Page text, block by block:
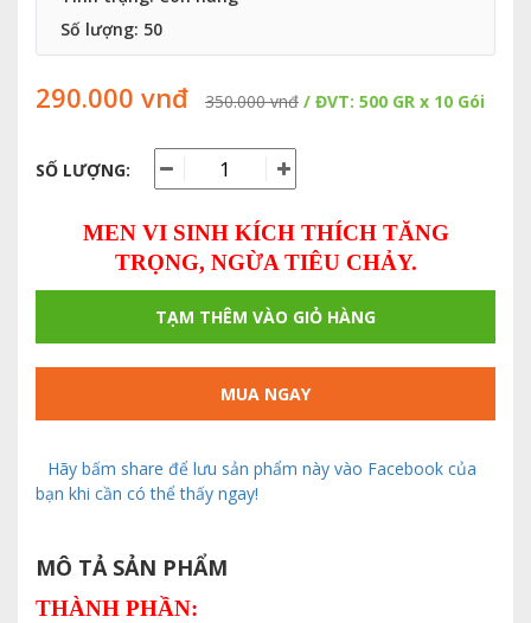
Số lượng: 50
290.000 vnđ 350.000 vnđ / ĐVT: 500 GR x 10 Gói
SỐ LƯỢNG:
MEN VI SINH KÍCH THÍCH TĂNG
TRỌNG, NGỪA TIÊU CHẢY.
TẠM THÊM VÀO GIỎ HÀNG
MUA NGAY
Hãy bấm share để lưu sản phẩm này vào Facebook của
bạn khi cần có thể thấy ngay!
MÔ TẢ SẢN PHẨM
THÀNH PHẦN: